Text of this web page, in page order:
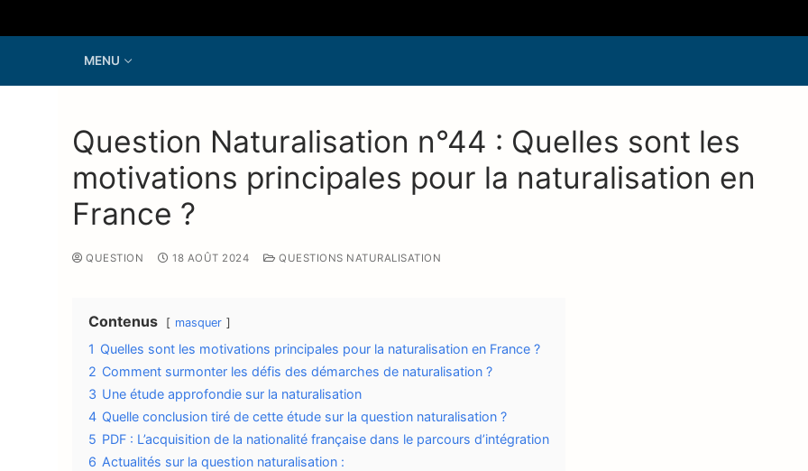
MENU
Question Naturalisation n°44 : Quelles sont les
motivations principales pour la naturalisation en
France ?
QUESTION 18 AOÛT 2024 QUESTIONS NATURALISATION
Contenus masquer
1 Quelles sont les motivations principales pour la naturalisation en France ?
2 Comment surmonter les défis des démarches de naturalisation ?
3 Une étude approfondie sur la naturalisation
4 Quelle conclusion tiré de cette étude sur la question naturalisation ?
5 PDF : L’acquisition de la nationalité française dans le parcours d’intégration
6 Actualités sur la question naturalisation :